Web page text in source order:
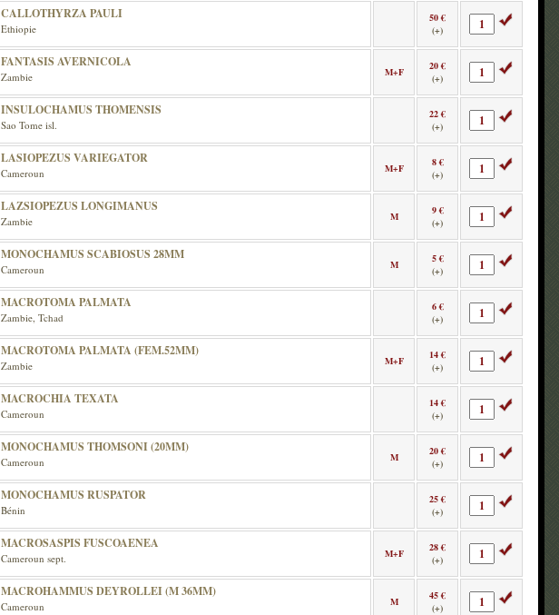
CALLOTHYRZA PAULI
Ethiopie
50 €
(+)
FANTASIS AVERNICOLA
Zambie M+F
20 €
(+)
INSULOCHAMUS THOMENSIS
Sao Tome isl.
22 €
(+)
LASIOPEZUS VARIEGATOR
Cameroun M+F
8 €
(+)
LAZSIOPEZUS LONGIMANUS
Zambie M
9 €
(+)
MONOCHAMUS SCABIOSUS 28MM
Cameroun M
5 €
(+)
MACROTOMA PALMATA
Zambie, Tchad
6 €
(+)
MACROTOMA PALMATA (FEM.52MM)
Zambie M+F
14 €
(+)
MACROCHIA TEXATA
Cameroun
14 €
(+)
MONOCHAMUS THOMSONI (20MM)
Cameroun M
20 €
(+)
MONOCHAMUS RUSPATOR
Bénin
25 €
(+)
MACROSASPIS FUSCOAENEA
Cameroun sept. M+F
28 €
(+)
MACROHAMMUS DEYROLLEI (M 36MM)
Cameroun M
45 €
(+)